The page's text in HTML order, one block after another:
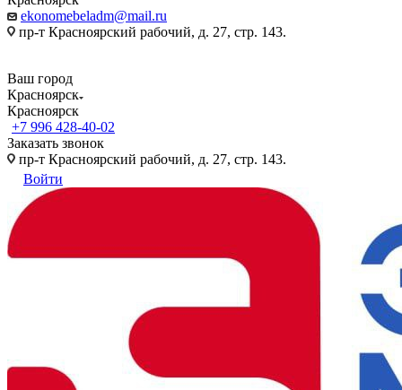
ekonomebeladm@mail.ru
пр-т Красноярский рабочий, д. 27, стр. 143.
Ваш город
Красноярск
Красноярск
+7 996 428-40-02
Заказать звонок
пр-т Красноярский рабочий, д. 27, стр. 143.
Войти